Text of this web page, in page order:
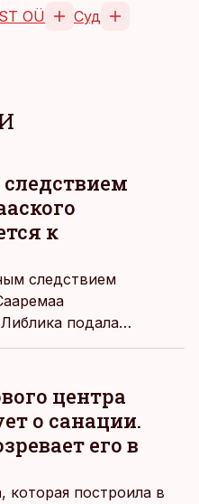
OÜ
Суд
к
следствием
подала
Это вызывает вопросы
ей торгово-
центра
о санации.
его в
которая построила в